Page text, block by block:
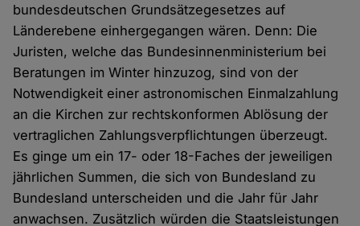
bundesdeutschen Grundsätzegesetzes auf
Länderebene einhergegangen wären. Denn: Die
Juristen, welche das Bundesinnenministerium bei
Beratungen im Winter hinzuzog, sind von der
Notwendigkeit einer astronomischen Einmalzahlung
an die Kirchen zur rechtskonformen Ablösung der
vertraglichen Zahlungsverpflichtungen überzeugt.
Es ginge um ein 17- oder 18-Faches der jeweiligen
jährlichen Summen, die sich von Bundesland zu
Bundesland unterscheiden und die Jahr für Jahr
anwachsen. Zusätzlich würden die Staatsleistungen